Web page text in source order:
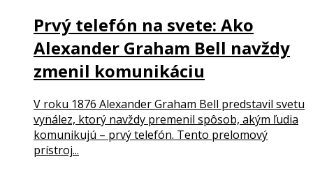
Prvý telefón na svete: Ako
Alexander Graham Bell navždy
zmenil komunikáciu
V roku 1876 Alexander Graham Bell predstavil svetu
vynález, ktorý navždy premenil spôsob, akým ľudia
komunikujú – prvý telefón. Tento prelomový
prístroj...